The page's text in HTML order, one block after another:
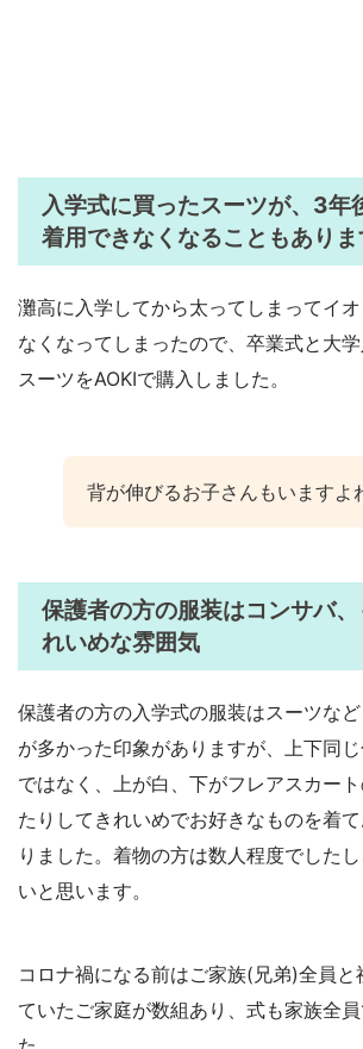
入学式に買ったスーツが、3年
着用できなくなることもあり
灘高に入学してから太ってしまってイ
なくなってしまったので、卒業式と大
スーツをAOKIで購入しました。
背が伸びるお子さんもいますよ
保護者の方の服装はコンサバ、
れいめな雰囲気
保護者の方の入学式の服装はスーツな
が多かった印象がありますが、上下同
ではなく、上が白、下がフレアスカー
たりしてきれいめでお好きなものを着
りました。着物の方は数人程度でした
いと思います。
コロナ禍になる前はご家族(兄弟)全員
ていたご家庭が数組あり、式も家族全